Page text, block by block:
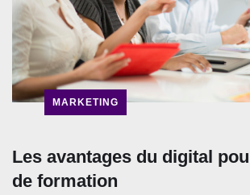
MARKETING
Les avantages du digital
de formation